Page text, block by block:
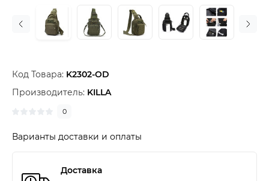
Код Товара: K2302-OD
Производитель: KILLA
0
Варианты доставки и оплаты
Доставка